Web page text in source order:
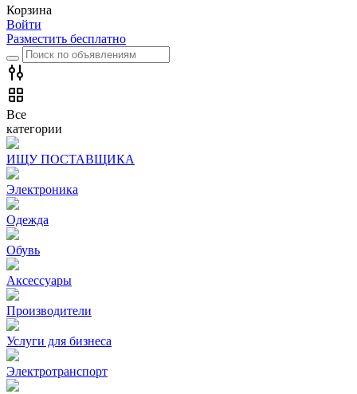
Корзина
Войти
Разместить бесплатно
Все
категории
ИЩУ ПОСТАВЩИКА
Электроника
Одежда
Обувь
Аксессуары
Производители
Услуги для бизнеса
Электротранспорт